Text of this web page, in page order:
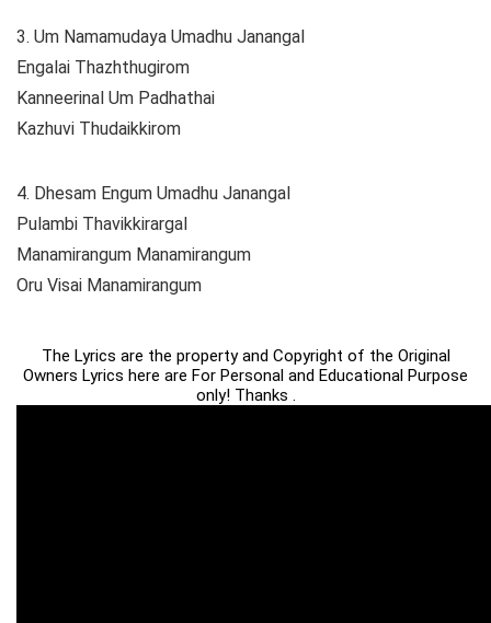
3. Um Namamudaya Umadhu Janangal
Engalai Thazhthugirom
Kanneerinal Um Padhathai
Kazhuvi Thudaikkirom
4. Dhesam Engum Umadhu Janangal
Pulambi Thavikkirargal
Manamirangum Manamirangum
Oru Visai Manamirangum
The Lyrics are the property and Copyright of the Original
Owners Lyrics here are For Personal and Educational Purpose
only! Thanks .